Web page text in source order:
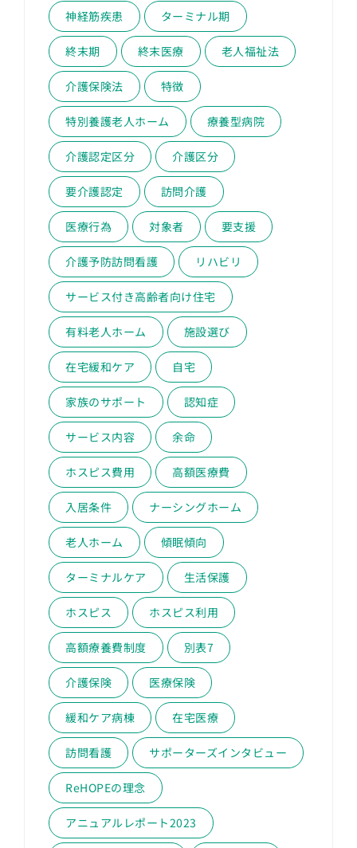
神経筋疾患 ターミナル期
終末期 終末医療 老人福祉法
介護保険法 特徴
特別養護老人ホーム 療養型病院
介護認定区分 介護区分
要介護認定 訪問介護
医療行為 対象者 要支援
介護予防訪問看護 リハビリ
サービス付き高齢者向け住宅
有料老人ホーム 施設選び
在宅緩和ケア 自宅
家族のサポート 認知症
サービス内容 余命
ホスピス費用 高額医療費
入居条件 ナーシングホーム
老人ホーム 傾眠傾向
ターミナルケア 生活保護
ホスピス ホスピス利用
高額療養費制度 別表7
介護保険 医療保険
緩和ケア病棟 在宅医療
訪問看護 サポーターズインタビュー
ReHOPEの理念
アニュアルレポート2023